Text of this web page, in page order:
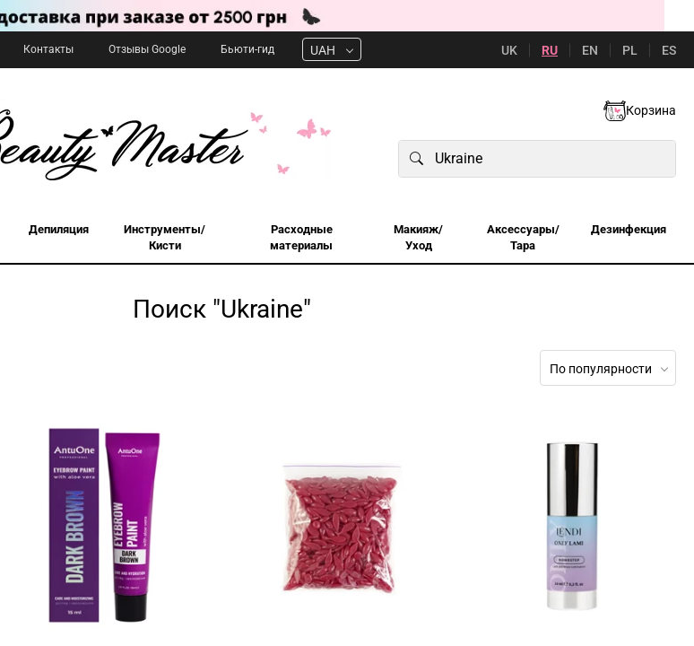
Контакты Отзывы Google Бьюти-гид UAH UK RU EN PL ES
Корзина
Депиляция
Инструменты/
Кисти
Расходные
материалы
Макияж/
Уход
Аксессуары/
Тара
Дезинфекция
Поиск "Ukraine"
По популярности